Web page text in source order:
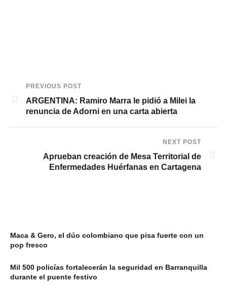
PREVIOUS POST
ARGENTINA: Ramiro Marra le pidió a Milei la
renuncia de Adorni en una carta abierta
NEXT POST
Aprueban creación de Mesa Territorial de
Enfermedades Huérfanas en Cartagena
Maca & Gero, el dúo colombiano que pisa fuerte con un
pop fresco
Mil 500 policías fortalecerán la seguridad en Barranquilla
durante el puente festivo